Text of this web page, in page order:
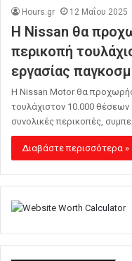
Hours.gr 12 Μαΐου 2025
Η Nissan θα
περικοπή
εργασίας
Η Nissan Motor θα
τουλάχιστον 10.000
συνολικές περικοπές,
Διαβάστε περισσότερα »